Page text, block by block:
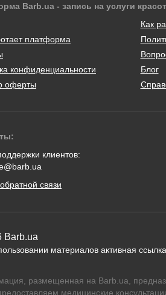
Barb.ua - запись на услуги
платформа
конфиденциальности
оферты
Как
Блог
клиентов:
связи
Barb.ua
материалов активная
размещенная на Barb.ua,
медицинские